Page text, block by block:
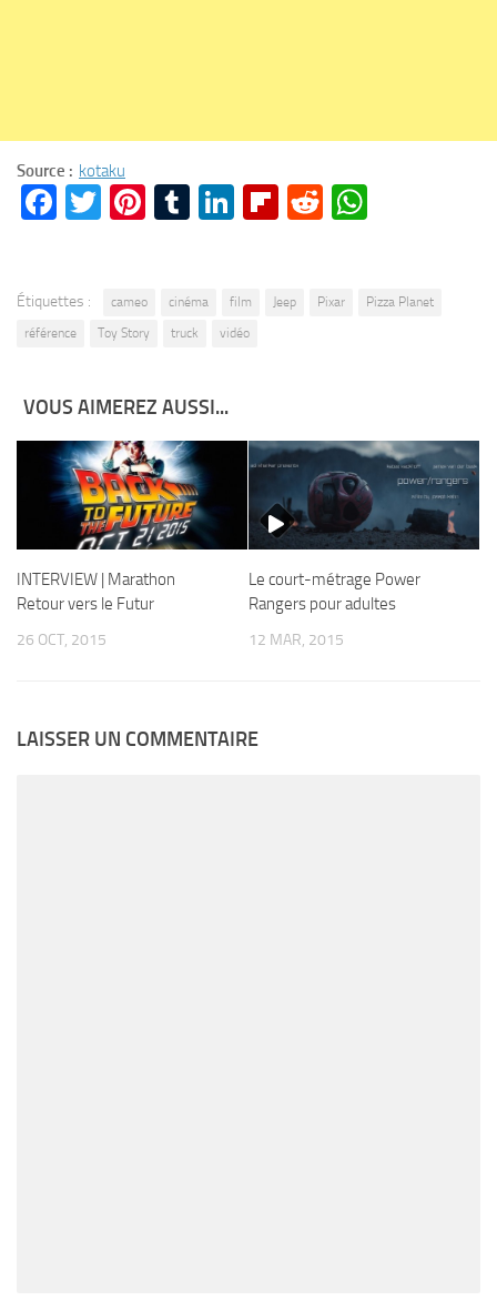
Source : kotaku
Facebook
Twitter
Pinterest
Tumblr
LinkedIn
Flipboard
Reddit
Étiquettes : cameo cinéma film Jeep Pixar
Pizza Planet
référence
Toy Story truck vidéo
VOUS AIMEREZ AUSSI...
INTERVIEW | Marathon
Retour vers le Futur
26 OCT, 2015
Le court-métrage Power
Rangers pour adultes
12 MAR, 2015
LAISSER UN COMMENTAIRE